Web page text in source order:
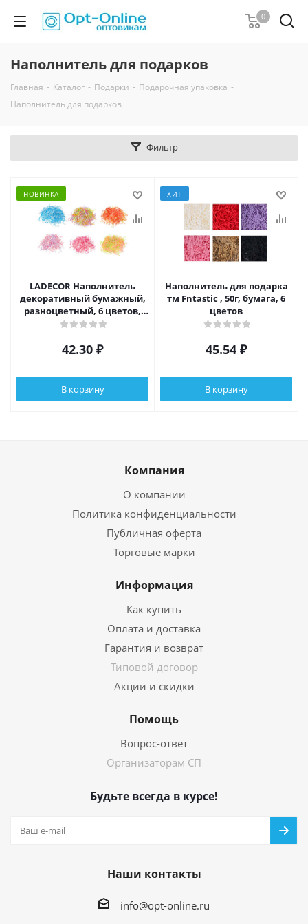
0
Наполнитель для подарков
Главная - Каталог - Подарки - Подарочная упаковка -
Наполнитель для подарков
Фильтр
НОВИНКА
LADECOR Наполнитель
декоративный бумажный,
разноцветный, 6 цветов,
30гр
42.30 ₽
В корзину
ХИТ
Наполнитель для подарка
тм Fntastic , 50г, бумага, 6
цветов
45.54 ₽
В корзину
Компания
О компании
Политика конфиденциальности
Публичная оферта
Торговые марки
Информация
Как купить
Оплата и доставка
Гарантия и возврат
Типовой договор
Акции и скидки
Помощь
Вопрос-ответ
Организаторам СП
Будьте всегда в курсе!
Наши контакты
info@opt-online.ru